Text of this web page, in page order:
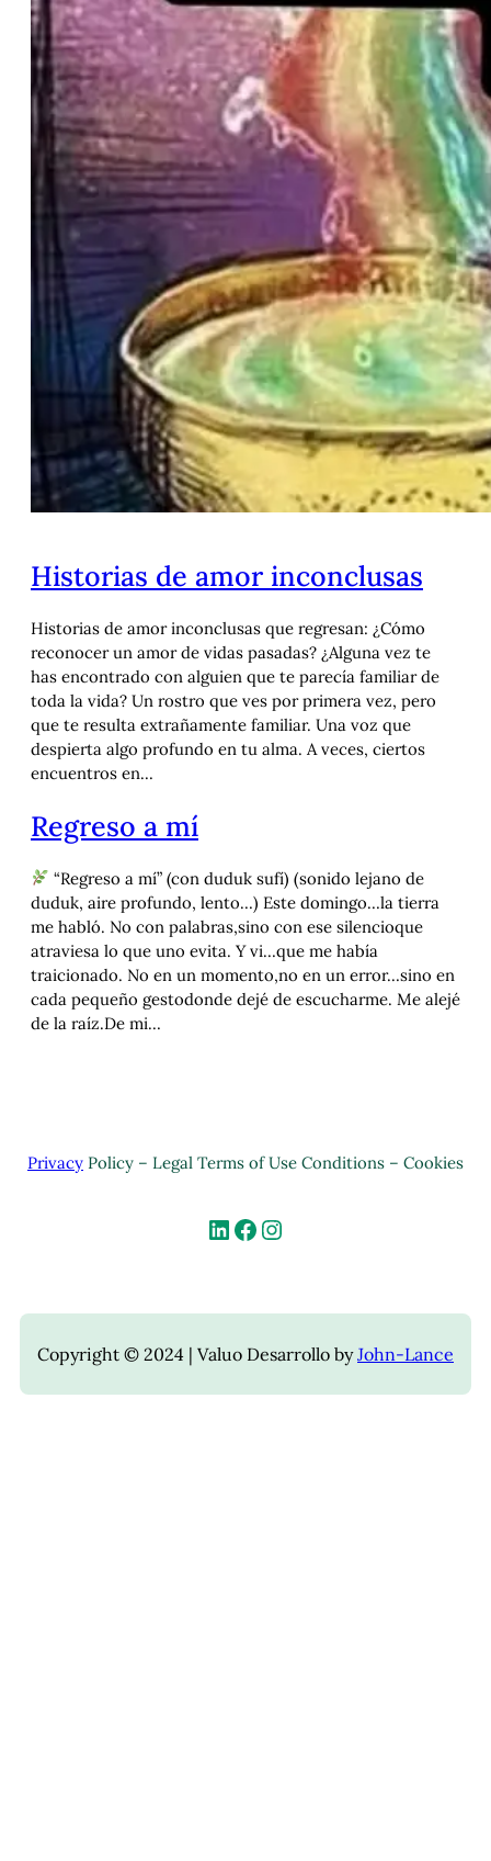
Historias de amor inconclusas
Historias de amor inconclusas que regresan: ¿Cómo
reconocer un amor de vidas pasadas? ¿Alguna vez te
has encontrado con alguien que te parecía familiar de
toda la vida? Un rostro que ves por primera vez, pero
que te resulta extrañamente familiar. Una voz que
despierta algo profundo en tu alma. A veces, ciertos
encuentros en…
Regreso a mí
“Regreso a mí” (con duduk sufí) (sonido lejano de
duduk, aire profundo, lento…) Este domingo…la tierra
me habló. No con palabras,sino con ese silencioque
atraviesa lo que uno evita. Y vi…que me había
traicionado. No en un momento,no en un error…sino en
cada pequeño gestodonde dejé de escucharme. Me alejé
de la raíz.De mi…
Privacy Policy – Legal Terms of Use Conditions – Cookies
Copyright © 2024 | Valuo Desarrollo byJohn-Lance